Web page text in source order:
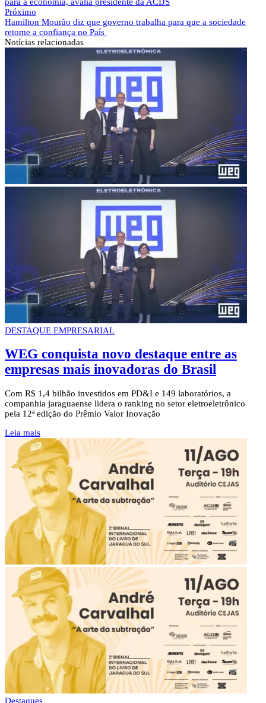
Próximo
Hamilton Mourão diz que governo trabalha para que a sociedade
retome a confiança no País
Notícias relacionadas
DESTAQUE EMPRESARIAL
WEG conquista novo destaque entre as
empresas mais inovadoras do Brasil
Com R$ 1,4 bilhão investidos em PD&I e 149 laboratórios, a
companhia jaraguaense lidera o ranking no setor eletroeletrônico
pela 12ª edição do Prêmio Valor Inovação
Leia mais
Destaques